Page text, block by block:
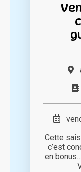
Cette
c’est
en